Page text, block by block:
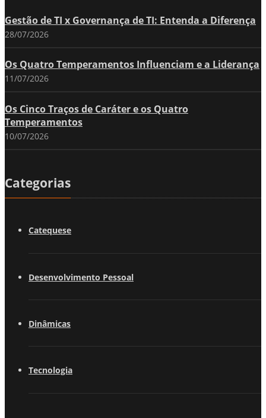
Gestão de TI x Governança de TI: Entenda a Diferença
28/07/2026
Os Quatro Temperamentos Influenciam e a Liderança
11/07/2026
Os Cinco Traços de Caráter e os Quatro
Temperamentos
10/07/2026
Categorias
Catequese
Desenvolvimento Pessoal
Dinâmicas
Tecnologia